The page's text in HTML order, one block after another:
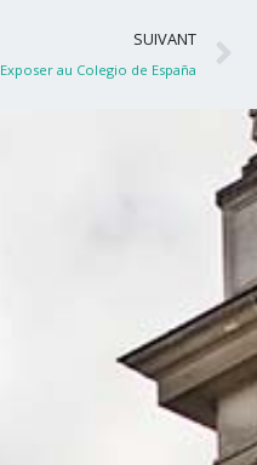
SUIVANT
Exposer au Colegio de España